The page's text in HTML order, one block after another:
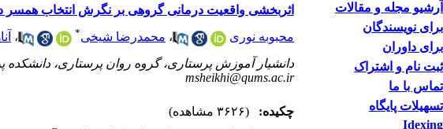
آرشیو مجله و مقالات
برای نویسندگان
برای داوران
ثبت نام و اشتراک
تماس با ما
تسهیلات پایگاه
Idexing
اثربخشی واقعیت درمانی گروهی بر نگرش انتخاب همسر
محبوبه نوری ، محمدرضا شیخی* ،
دانشیار آموزش پرستاری، گروه روان پرستاری، دانشکده
msheikhi@qums.ac.ir
چکیده:
(۳۶۲۶ مشاهده)